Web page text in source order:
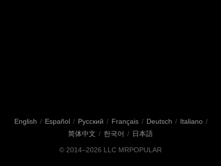
English / Español / Русский / Français / Deutsch / Italiano /
简体中文 / 한국어 / 日本語
© 2014–2026 LLC MRPOPULAR